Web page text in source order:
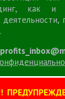
как
!